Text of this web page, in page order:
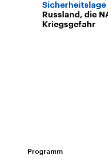
Sicherheitslage
Russland, die
Kriegsgefahr
Programm